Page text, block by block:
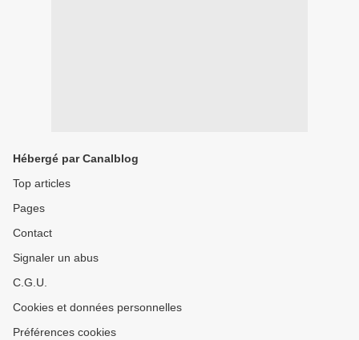
Hébergé par Canalblog
Top articles
Pages
Contact
Signaler un abus
C.G.U.
Cookies et données personnelles
Préférences cookies